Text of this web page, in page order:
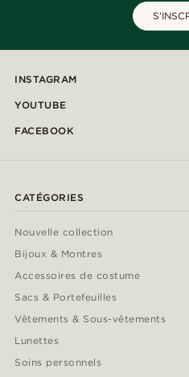
INSTAGRAM
YOUTUBE
FACEBOOK
CATÉGORIES
Nouvelle collection
Bijoux & Montres
Accessoires de costume
Sacs & Portefeuilles
Vêtements & Sous-vêtements
Lunettes
Soins personnels